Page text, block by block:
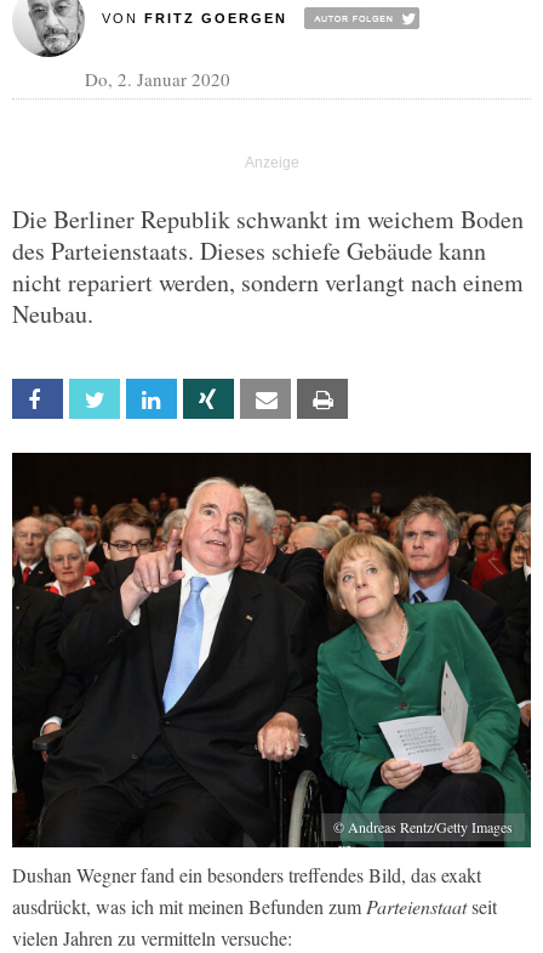
VON FRITZ GOERGEN
Do, 2. Januar 2020
Die Berliner Republik schwankt im weichem Boden
des Parteienstaats. Dieses schiefe Gebäude kann
nicht repariert werden, sondern verlangt nach einem
Neubau.
Facebook Twitter Linkedin Xing Email
© Andreas Rentz/Getty Images
Dushan Wegner fand ein besonders treffendes Bild, das exakt
ausdrückt, was ich mit meinen Befunden zum Parteienstaatseit
vielen Jahren zu vermitteln versuche: